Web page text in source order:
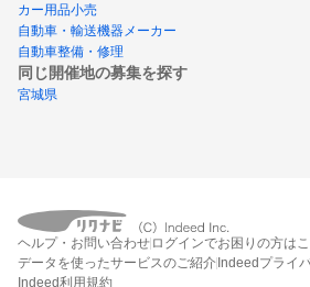
カー用品小売
自動車・輸送機器メーカー
自動車整備・修理
同じ開催地の募集を探す
宮城県
エントリーするとプログラ
受け取れるようにな
ヘルプ・お問い合わせ ログインでお困りの方は
データを使ったサービスのご紹介 Indeedプライ
Indeed利用規約